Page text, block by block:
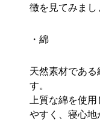
徴を見てみまし
・綿
天然素材である
す。
上質な綿を使
やすく、寝心地